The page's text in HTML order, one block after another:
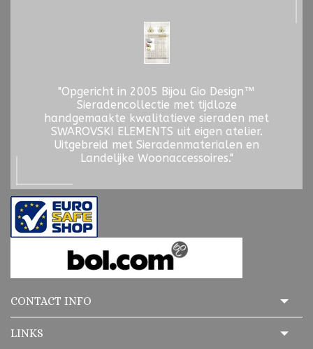
"Opgericht in 2005 Bijou Gio Design™
Sieradencollectie met tijdloze
handgemaakte kwalitatieve sieraden met
SWAROVSKI ELEMENTS uit eigen atelier.
Uitgebreid met Sieradenmaterialen en
Landelijke Woonaccessoires."
CONTACT INFO
LINKS